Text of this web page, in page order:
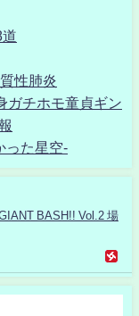
性肺炎
ガチホモ童貞ギン
った星空-
BASH!! Vol.2 場